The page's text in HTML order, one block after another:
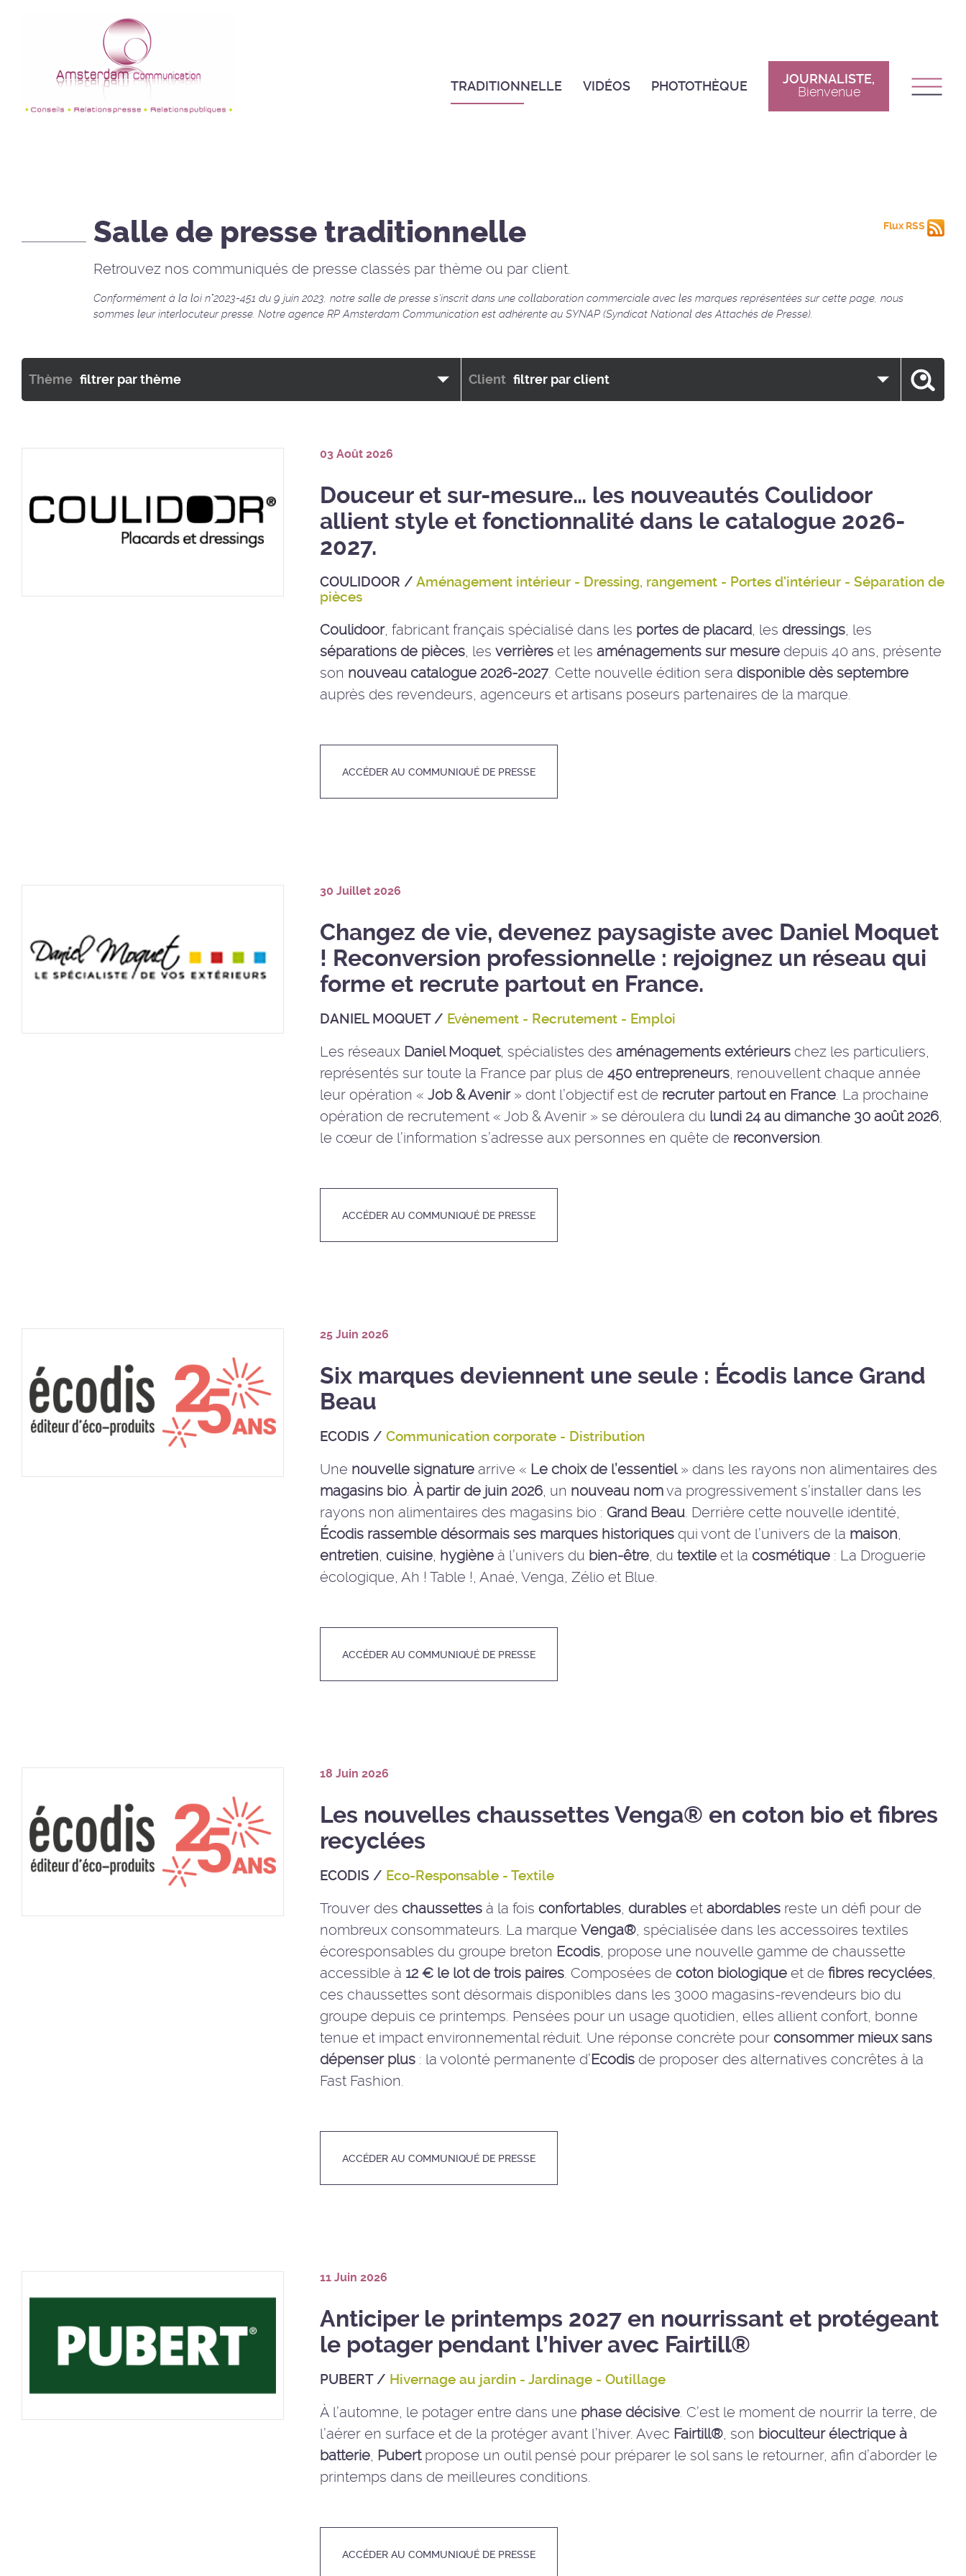
TRADITIONNELLE VIDÉOS PHOTOTHÈQUE
JOURNALISTE,
Bienvenue
Flux RSS
Salle de presse traditionnelle
Retrouvez nos communiqués de presse classés par thème ou par client.
Conformément à la loi n°2023-451 du 9 juin 2023, notre salle de presse s’inscrit dans une collaboration commerciale avec les marques représentées sur cette page, nous
sommes leur interlocuteur presse. Notre agence RP Amsterdam Communication est adhérente au SYNAP (Syndicat National des Attachés de Presse).
Thème filtrer par thème Client filtrer par client
03 Août 2026
Douceur et sur-mesure… les nouveautés Coulidoor
allient style et fonctionnalité dans le catalogue 2026-
2027.
COULIDOOR / Aménagement intérieur - Dressing, rangement - Portes d'intérieur - Séparation de
pièces
Coulidoor, fabricant français spécialisé dans les portes de placard , les dressings , les
séparations de pièces , les verrières et les aménagements sur mesure depuis 40 ans, présente
son nouveau catalogue 2026-2027. Cette nouvelle édition sera disponible dès septembre
auprès des revendeurs, agenceurs et artisans poseurs partenaires de la marque.
ACCÉDER AU COMMUNIQUÉ DE PRESSE
30 Juillet 2026
Changez de vie, devenez paysagiste avec Daniel Moquet
! Reconversion professionnelle : rejoignez un réseau qui
forme et recrute partout en France.
DANIEL MOQUET/ Evènement - Recrutement - Emploi
Les réseaux Daniel Moquet, spécialistes des aménagements extérieurs chez les particuliers,
représentés sur toute la France par plus de 450 entrepreneurs , renouvellent chaque année
leur opération « Job & Avenir» dont l’objectif est de recruter partout en France . La prochaine
opération de recrutement « Job & Avenir » se déroulera du lundi 24 au dimanche 30 août 2026
le cœur de l’information s’adresse aux personnes en quête de reconversion
ACCÉDER AU COMMUNIQUÉ DE PRESSE
25 Juin 2026
Six marques deviennent une seule : Écodis lance Grand
Beau
ECODIS / Communication corporate - Distribution
Une nouvelle signature arrive « Le choix de l’essentiel» dans les rayons non alimentaires des
magasins bio À partir de juin 2026 , un nouveau nomva progressivement s’installer dans les
rayons non alimentaires des magasins bio : Grand Beau . Derrière cette nouvelle identité,
Écodis rassemble désormais ses marques historiques qui vont de l’univers de la maison
entretien cuisine hygiène à l’univers du bien-être , du textile et la cosmétique : La Droguerie
écologique, Ah ! Table !, Anaé, Venga, Zélio et Blue.
ACCÉDER AU COMMUNIQUÉ DE PRESSE
18 Juin 2026
Les nouvelles chaussettes Venga® en coton bio et fibres
recyclées
ECODIS / Eco-Responsable - Textile
Trouver des chaussettes à la fois confortables durables et abordables reste un défi pour de
nombreux consommateurs. La marque Venga® , spécialisée dans les accessoires textiles
écoresponsables du groupe breton Ecodis , propose une nouvelle gamme de chaussette
accessible à 12 € le lot de trois paires . Composées de coton biologique et de fibres recyclées
ces chaussettes sont désormais disponibles dans les 3000 magasins-revendeurs bio du
groupe depuis ce printemps. Pensées pour un usage quotidien, elles allient confort, bonne
tenue et impact environnemental réduit. Une réponse concrète pour consommer mieux sans
dépenser plus : la volonté permanente d’Ecodis de proposer des alternatives concrêtes à la
Fast Fashion.
ACCÉDER AU COMMUNIQUÉ DE PRESSE
11 Juin 2026
Anticiper le printemps 2027 en nourrissant et protégeant
le potager pendant l’hiver avec Fairtill®
PUBERT/ Hivernage au jardin - Jardinage - Outillage
À l’automne, le potager entre dans une phase décisive . C’est le moment de nourrir la terre, de
l’aérer en surface et de la protéger avant l’hiver. Avec Fairtill® , son bioculteur électrique à
batterie Pubert propose un outil pensé pour préparer le sol sans le retourner, afin d’aborder le
printemps dans de meilleures conditions.
ACCÉDER AU COMMUNIQUÉ DE PRESSE